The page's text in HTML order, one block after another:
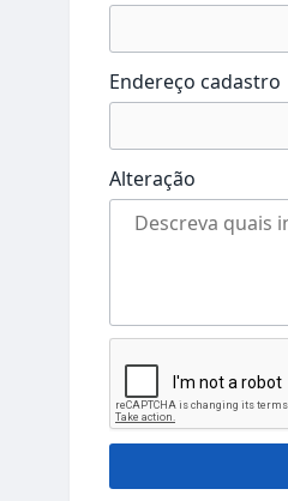
Endereço cadastro
Alteração